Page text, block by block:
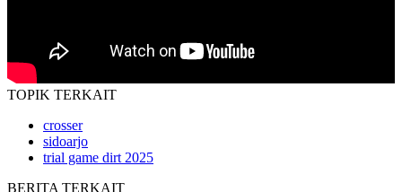
TOPIK TERKAIT
crosser
sidoarjo
trial game dirt 2025
BERITA TERKAIT